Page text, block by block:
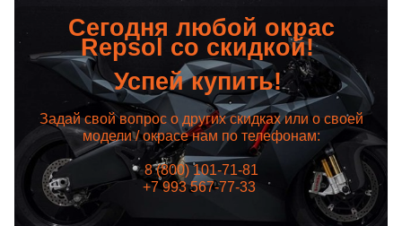
Сегодня любой окрас
Repsol со скидкой!
Успей купить!
Задай свой вопрос о других скидках или о своей
модели / окрасе нам по телефонам:
8 (800) 101-71-81
+7 993 567-77-33